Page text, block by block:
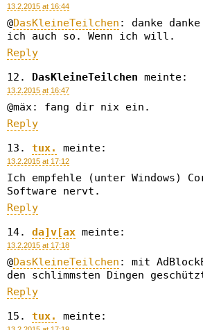
13.2.2015 at 16:44
@DasKleineTeilchen : danke
ich auch so. Wenn ich will.
Reply
DasKleineTeilchen meinte:
13.2.2015 at 16:47
@mäx: fang dir nix ein.
Reply
tux.
meinte:
13.2.2015 at 17:12
Ich empfehle (unter Windows)
Software nervt.
Reply
da]v[ax meinte:
13.2.2015 at 17:18
@DasKleineTeilchen : mit
den schlimmsten Dingen
Reply
tux.
meinte: